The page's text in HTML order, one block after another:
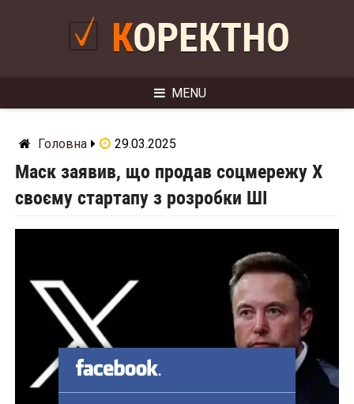
КОРЕКТНО
MENU
Головна 29.03.2025
Маск заявив, що продав соцмережу Х
своєму стартапу з розробки ШІ